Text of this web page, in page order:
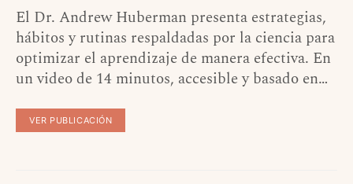
El Dr. Andrew Huberman presenta estrategias,
hábitos y rutinas respaldadas por la ciencia para
optimizar el aprendizaje de manera efectiva. En
un video de 14 minutos, accesible y basado en…
VER PUBLICACIÓN